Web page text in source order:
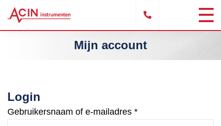
Mijn account
Login
Gebruikersnaam of e-mailadres *Vereist